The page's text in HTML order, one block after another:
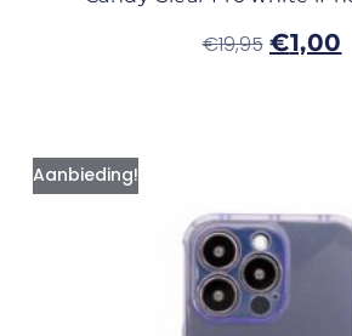
€19,95 €1,00
Aanbieding!